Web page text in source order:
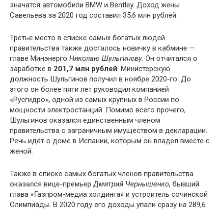
значатся автомобили BMW и Bentley. Доход жены
Савельева за 2020 год составил 35,6 млн рублей.
Третье место в списке самых богатых людей
правительства также досталось новичку в кабмине —
главе Минэнерго Николаю Шульгинову. Он отчитался о
заработке в 201,7 млн рублей. Министерскую
должность Шульгинов получил в ноябре 2020-го. До
этого он более пяти лет руководил компанией
«Русгидро», одной из самых крупных в России по
мощности электростанций. Помимо всего прочего,
Шульгинов оказался единственным членом
правительства с заграничным имуществом в декларации.
Речь идёт о доме в Испании, которым он владел вместе с
женой.
Также в списке самых богатых членов правительства
оказался вице-премьерДмитрий Чернышенко, бывший
глава «Газпром-медиа холдинга» и устроитель сочинской
Олимпиады. В 2020 году его доходы упали сразу на 289,6